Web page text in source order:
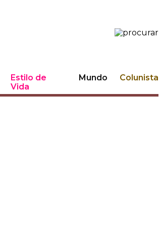
Estilo de
Vida
Mundo Colunista